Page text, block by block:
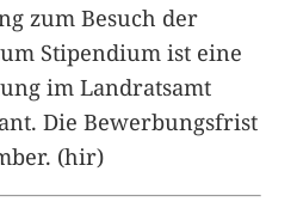
zum Besuch der
Stipendium ist eine
im Landratsamt
Die Bewerbungsfrist
(hir)